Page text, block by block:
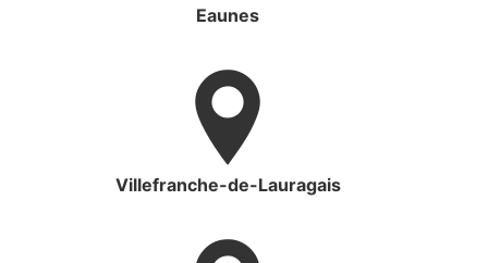
Eaunes
Villefranche-de-Lauragais